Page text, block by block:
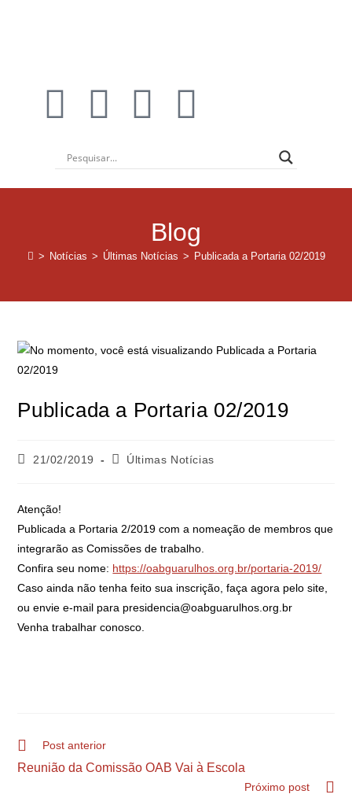
Blog
> Notícias > Últimas Notícias > Publicada a Portaria 02/2019
Publicada a Portaria 02/2019
21/02/2019 Últimas Notícias
Atenção!
Publicada a Portaria 2/2019 com a nomeação de membros que
integrarão as Comissões de trabalho.
Confira seu nome: https://oabguarulhos.org.br/portaria-2019/
Caso ainda não tenha feito sua inscrição, faça agora pelo site,
ou envie e-mail para presidencia@oabguarulhos.org.br
Venha trabalhar conosco.
Post anterior
Reunião da Comissão OAB Vai à Escola
Próximo post